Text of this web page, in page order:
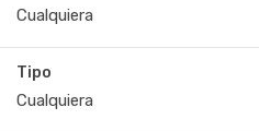
Cualquiera
Tipo
Cualquiera